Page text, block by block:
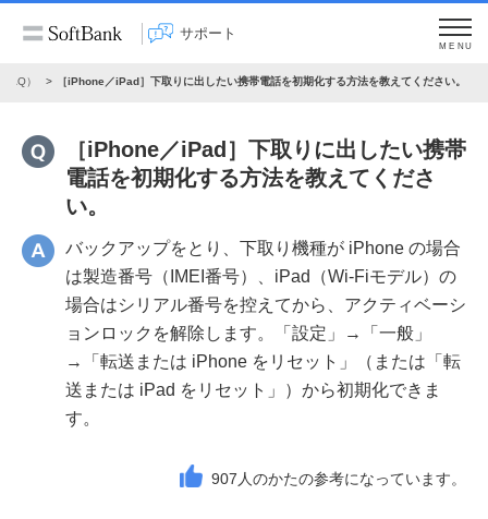
サポート
MENU
） ［iPhone／iPad］下取りに出したい携帯電話を初期化する方法を教えてください。
［iPhone／iPad］下取りに出したい携帯
電話を初期化する方法を教えてくださ
い。
バックアップをとり、下取り機種が iPhone の場合
は製造番号（IMEI番号）、iPad（Wi-Fiモデル）の
場合はシリアル番号を控えてから、アクティベーシ
ョンロックを解除します。「設定」→「一般」
→「転送または iPhone をリセット」（または「転
送または iPad をリセット」）から初期化できま
す。
907 人のかたの参考になっています。